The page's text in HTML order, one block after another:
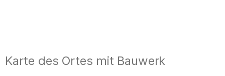
Karte des Ortes mit Bauwerk